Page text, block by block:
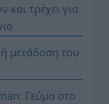
τρέχει για
μετάδοση του
Γεύμα στο